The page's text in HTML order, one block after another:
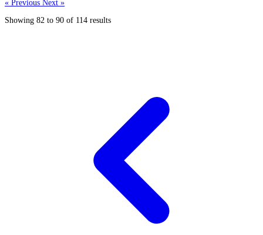
« Previous Next »
Showing 82 to 90 of 114 results